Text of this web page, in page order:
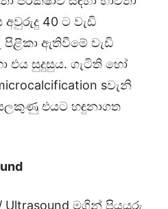
40 ට වැඩි
ඇතිවීමේ වැඩි
එය සුදුසුය. ගැටිති හෝ
sවැනි
එයට හඳුනාගත
මගින් පියයුරු